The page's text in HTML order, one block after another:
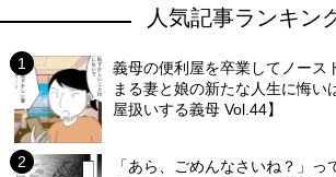
人気記事ランキン
義母の便利屋を卒業してノース
まる妻と娘の新たな人生に悔い
屋扱いする義母 Vol.44】
「あら、ごめんなさいね？」っ